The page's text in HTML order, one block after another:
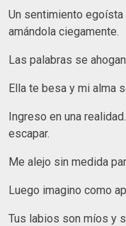
Un sentimiento
amándola ciegamente.
Las palabras se
Ella te besa y mi alma
Ingreso en una
escapar.
Me alejo sin medida
Luego imagino como
Tus labios son míos y